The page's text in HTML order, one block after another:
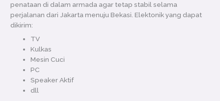
penataan di dalam armada agar tetap stabil selama
perjalanan dari Jakarta menuju Bekasi. Elektonik yang dapat
dikirim:
TV
Kulkas
Mesin Cuci
PC
Speaker Aktif
dll